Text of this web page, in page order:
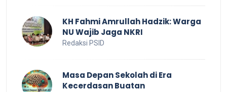
KH Fahmi Amrullah Hadzik: Warga
NU Wajib Jaga NKRI
Redaksi PSID
Masa Depan Sekolah di Era
Kecerdasan Buatan